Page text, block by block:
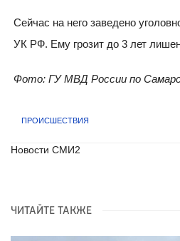
Сейчас на него заведено
УК РФ. Ему грозит до 3 лет
Фото: ГУ МВД России по
ПРОИСШЕСТВИЯ
Новости СМИ2
ЧИТАЙТЕ ТАКЖЕ